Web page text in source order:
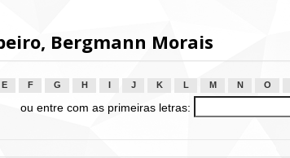
Bergmann Morais
E F G H J K L M N O
ou entre com as primeiras letras: